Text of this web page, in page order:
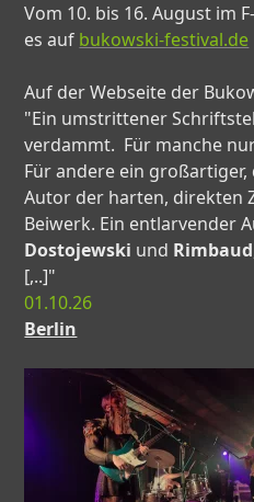
Vom 10. bis 16. August im
es auf bukowski-festival.de
Auf der Webseite der
"Ein umstrittener
verdammt. Für manche
Für andere ein
Autor der harten, direkten
Beiwerk. Ein entlarvender
Dostojewski und Rimbaud
[,..]"
01.10.26
Berlin